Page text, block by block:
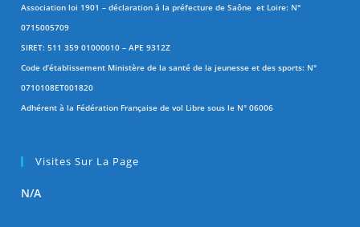
Association loi 1901 – déclaration à la préfecture de Saône et Loire: N°
0715005709
SIRET: 511 359 01000010 – APE 9312Z
Code d’établissement Ministère de la santé de la jeunesse et des sports: N°
0710108ET001820
Adhérent à la Fédération Française de vol Libre sous le N° 06006
Visites Sur La Page
N/A